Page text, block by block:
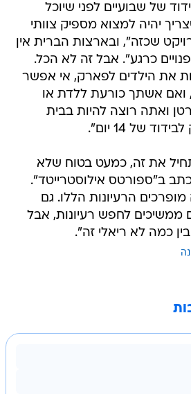
של שבועיים לפני שיוכל
יהיה למצוא מספיק צוותי
שכזה", ובארצות הברית אין
כרגע". אבל זה לא הכל.
את הילדים לפארק, אי אפשר
ואם אשתך כורעת ללדת או
ואתה רוצה להיות בבית
של 14 יום".
את זה, כמעט בטוח שלא
ב"ספורטס אילוסטרייטד".
מופרכים הרעיונות הללו. גם
ממשיכים לחפש רעיונות, אבל
כמה לא ריאלי זה".